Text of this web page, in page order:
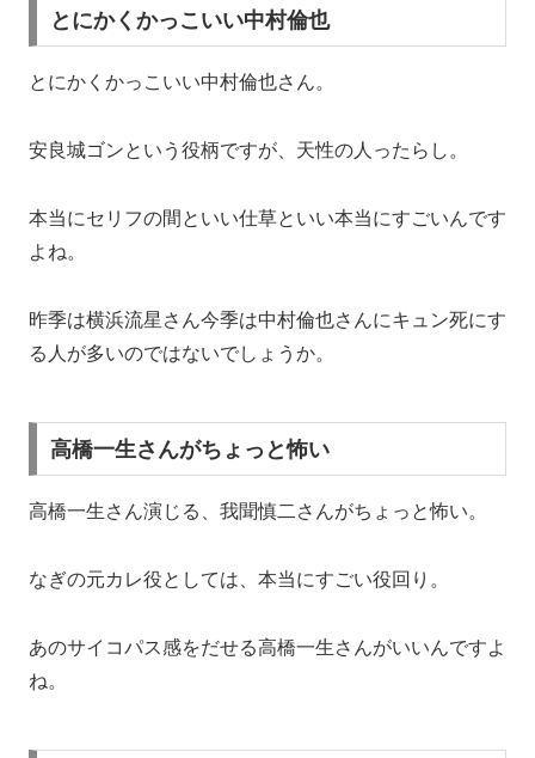
とにかくかっこいい中村倫也
とにかくかっこいい中村倫也さん。
安良城ゴンという役柄ですが、天性の人ったらし。
本当にセリフの間といい仕草といい本当にすごいんです
よね。
昨季は横浜流星さん今季は中村倫也さんにキュン死にす
る人が多いのではないでしょうか。
高橋一生さんがちょっと怖い
高橋一生さん演じる、我聞慎二さんがちょっと怖い。
なぎの元カレ役としては、本当にすごい役回り。
あのサイコパス感をだせる高橋一生さんがいいんですよ
ね。